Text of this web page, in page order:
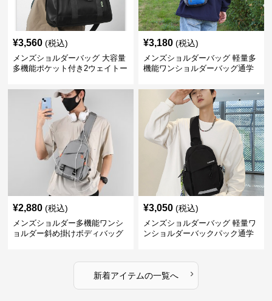
¥3,560 (税込)
メンズショルダーバッグ 大容量
多機能ポケット付き2ウェイトー
¥3,180 (税込)
メンズショルダーバッグ 軽量多
機能ワンショルダーバッグ通学
¥2,880 (税込)
メンズショルダー多機能ワンシ
ョルダー斜め掛けボディバッグ
¥3,050 (税込)
メンズショルダーバッグ 軽量ワ
ンショルダーバックパック通学
新着アイテムの一覧へ ›